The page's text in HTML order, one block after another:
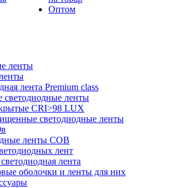
Оптом
лента Premium class
светодиодные ленты
CRI>98 LUX
светодиодные ленты
ленты COB
лент
лента
оболочки и ленты для них